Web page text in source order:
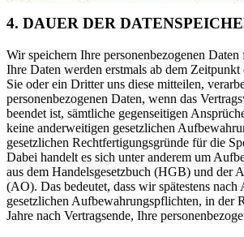
4. DAUER DER
Wir speichern Ihre personenbezogenen
Ihre Daten werden erstmals ab dem
Sie oder ein Dritter uns diese mitteilen,
personenbezogenen Daten, wenn das
beendet ist, sämtliche gegenseitigen
keine anderweitigen gesetzlichen
gesetzlichen Rechtfertigungsgründe für die
Dabei handelt es sich unter anderem um
aus dem Handelsgesetzbuch (HGB) und der
(AO). Das bedeutet, dass wir spätestens nach
gesetzlichen Aufbewahrungspflichten, in der
Jahre nach Vertragsende, Ihre